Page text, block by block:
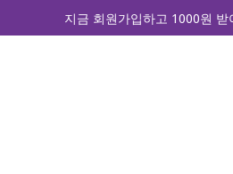
지금 회원가입하고 1000원 받